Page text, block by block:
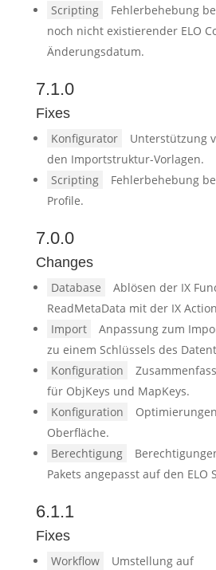
Scripting
Fehlerbehebung
noch nicht existierender ELO
Änderungsdatum.
7.1.0
Fixes
Konfigurator
Unterstützung
den Importstruktur-Vorlagen.
Scripting
Fehlerbehebung
Profile.
7.0.0
Changes
Database
Ablösen der IX
ReadMetaData mit der IX
Import
Anpassung zum
zu einem Schlüssels des
Konfiguration
für ObjKeys und MapKeys.
Konfiguration
Oberfläche.
Berechtigung
Pakets angepasst auf den ELO
6.1.1
Fixes
Workflow
Umstellung auf